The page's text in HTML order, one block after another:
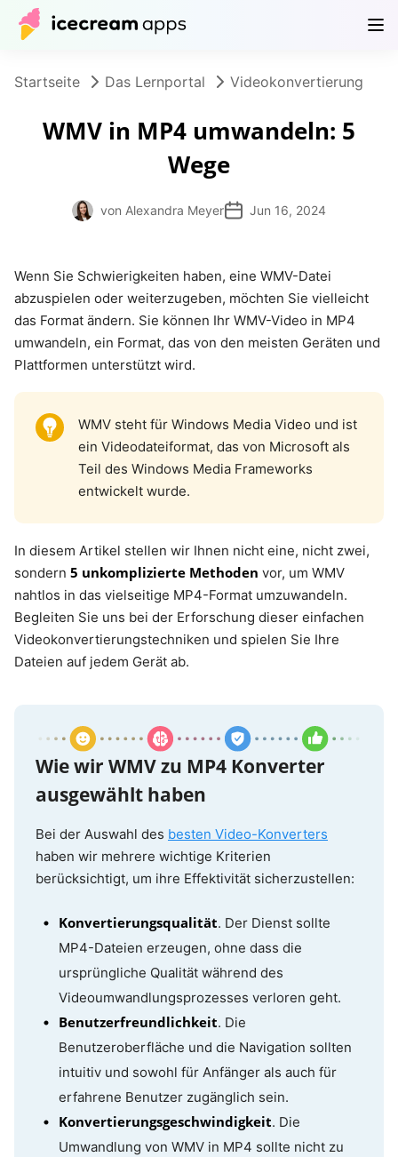
Produkte Hilfe
Startseite Das Lernportal Videokonvertierung
WMV in MP4 umwandeln: 5
Wege
von Alexandra Meyer Jun 16, 2024
Wenn Sie Schwierigkeiten haben, eine WMV-Datei
abzuspielen oder weiterzugeben, möchten Sie vielleicht
das Format ändern. Sie können Ihr WMV-Video in MP4
umwandeln, ein Format, das von den meisten Geräten und
Plattformen unterstützt wird.
WMV steht für Windows Media Video und ist
ein Videodateiformat, das von Microsoft als
Teil des Windows Media Frameworks
entwickelt wurde.
In diesem Artikel stellen wir Ihnen nicht eine, nicht zwei,
sondern 5 unkomplizierte Methoden vor, um WMV
nahtlos in das vielseitige MP4-Format umzuwandeln.
Begleiten Sie uns bei der Erforschung dieser einfachen
Videokonvertierungstechniken und spielen Sie Ihre
Dateien auf jedem Gerät ab.
Wie wir WMV zu MP4 Konverter
ausgewählt haben
Bei der Auswahl des besten Video-Konverters
haben wir mehrere wichtige Kriterien
berücksichtigt, um ihre Effektivität sicherzustellen:
Konvertierungsqualität. Der Dienst sollte
MP4-Dateien erzeugen, ohne dass die
ursprüngliche Qualität während des
Videoumwandlungsprozesses verloren geht.
Benutzerfreundlichkeit. Die
Benutzeroberfläche und die Navigation sollten
intuitiv und sowohl für Anfänger als auch für
erfahrene Benutzer zugänglich sein.
Konvertierungsgeschwindigkeit. Die
Umwandlung von WMV in MP4 sollte nicht zu